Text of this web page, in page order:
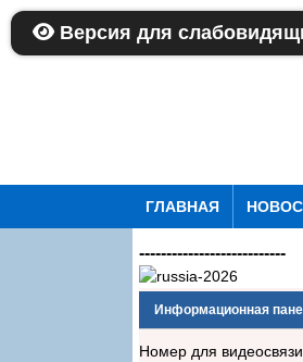
ГЛАВНАЯ
---------------------------
Информационная
Номер для
Версия для